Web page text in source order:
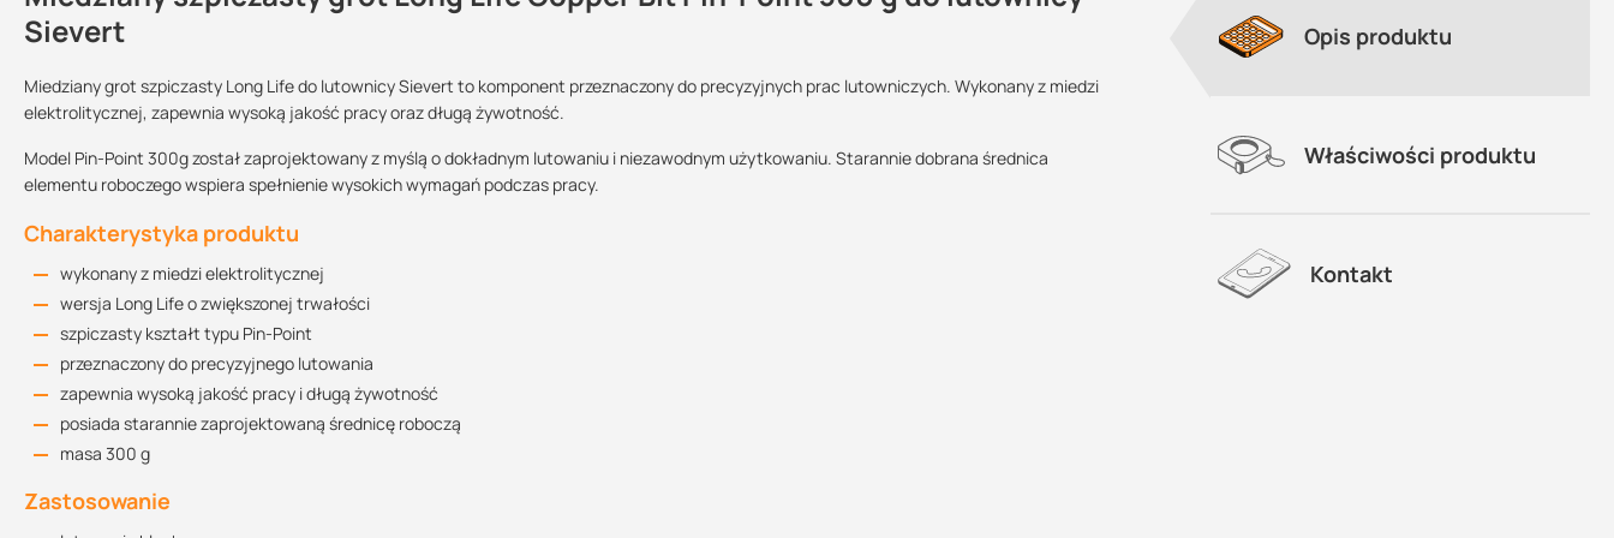
Sievert
Miedziany grot szpiczasty Long Life do lutownicy Sievert to komponent przeznaczony do precyzyjnych prac lutowniczych. Wykonany z miedzi
elektrolitycznej, zapewnia wysoką jakość pracy oraz długą żywotność.
Model Pin-Point 300g został zaprojektowany z myślą o dokładnym lutowaniu i niezawodnym użytkowaniu. Starannie dobrana średnica
elementu roboczego wspiera spełnienie wysokich wymagań podczas pracy.
Charakterystyka produktu
wykonany z miedzi elektrolitycznej
wersja Long Life o zwiększonej trwałości
szpiczasty kształt typu Pin-Point
przeznaczony do precyzyjnego lutowania
zapewnia wysoką jakość pracy i długą żywotność
posiada starannie zaprojektowaną średnicę roboczą
masa 300 g
Zastosowanie
Sprzedajemy na:
Podlega zwrotowi?:
Maszy pytania lub wątpliwości?
Opis produktu
Właściwości produktu
Kontakt